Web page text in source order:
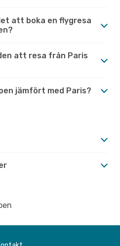
att boka en flygresa
att resa från Paris
jämfört med Paris?